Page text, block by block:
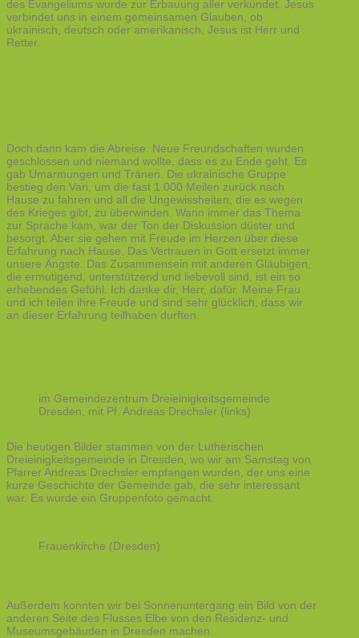
des Evangeliums wurde zur Erbauung aller verkündet. Jesus
verbindet uns in einem gemeinsamen Glauben, ob
ukrainisch, deutsch oder amerikanisch, Jesus ist Herr und
Retter.
Doch dann kam die Abreise. Neue Freundschaften wurden
geschlossen und niemand wollte, dass es zu Ende geht. Es
gab Umarmungen und Tränen. Die ukrainische Gruppe
bestieg den Van, um die fast 1.000 Meilen zurück nach
Hause zu fahren und all die Ungewissheiten, die es wegen
des Krieges gibt, zu überwinden. Wann immer das Thema
zur Sprache kam, war der Ton der Diskussion düster und
besorgt. Aber sie gehen mit Freude im Herzen über diese
Erfahrung nach Hause. Das Vertrauen in Gott ersetzt immer
unsere Ängste. Das Zusammensein mit anderen Gläubigen,
die ermutigend, unterstützend und liebevoll sind, ist ein so
erhebendes Gefühl. Ich danke dir, Herr, dafür. Meine Frau
und ich teilen ihre Freude und sind sehr glücklich, dass wir
an dieser Erfahrung teilhaben durften.
im Gemeindezentrum Dreieinigkeitsgemeinde
Dresden, mit Pf. Andreas Drechsler (links)
Die heutigen Bilder stammen von der Lutherischen
Dreieinigkeitsgemeinde in Dresden, wo wir am Samstag von
Pfarrer Andreas Drechsler empfangen wurden, der uns eine
kurze Geschichte der Gemeinde gab, die sehr interessant
war. Es wurde ein Gruppenfoto gemacht.
Frauenkirche (Dresden)
Außerdem konnten wir bei Sonnenuntergang ein Bild von der
anderen Seite des Flusses Elbe von den Residenz- und
Museumsgebäuden in Dresden machen.